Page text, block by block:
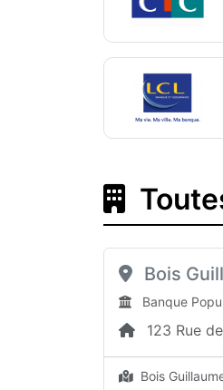
Bois
Banque
123 Rue
Bois